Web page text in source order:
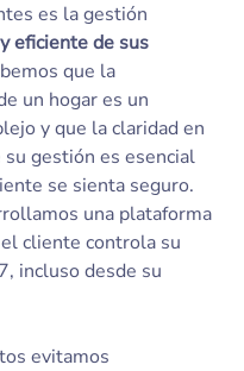
es la gestión
eficiente de sus
que la
un hogar es un
y que la claridad en
su gestión es esencial
se sienta seguro.
una plataforma
cliente controla su
incluso desde su
evitamos